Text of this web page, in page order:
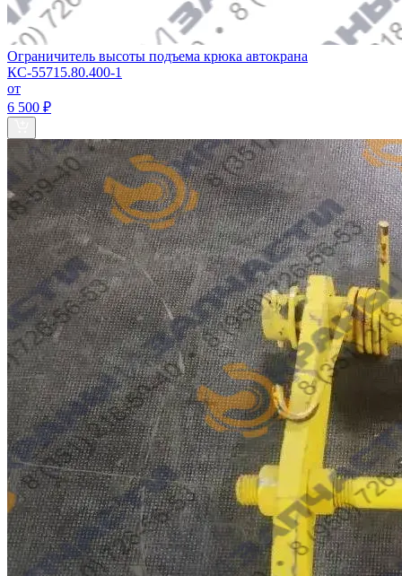
Ограничитель высоты подъема крюка автокрана
КС-55715.80.400-1
от
6 500 ₽